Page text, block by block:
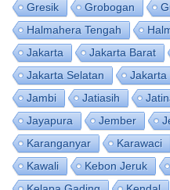
Gresik
Grobogan
Halmahera Tengah
Jakarta
Jakarta Barat
Jakarta Selatan
Jakarta
Jambi
Jatiasih
Jayapura
Jember
Karanganyar
Karawaci
Kawali
Kebon Jeruk